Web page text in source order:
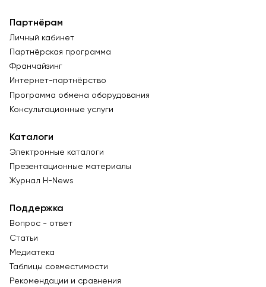
Партнёрам
Личный кабинет
Партнёрская программа
Франчайзинг
Интернет-партнёрство
Программа обмена оборудования
Консультационные услуги
Каталоги
Электронные каталоги
Презентационные материалы
Журнал Н-News
Поддержка
Вопрос - ответ
Статьи
Медиатека
Таблицы совместимости
Рекомендации и сравнения